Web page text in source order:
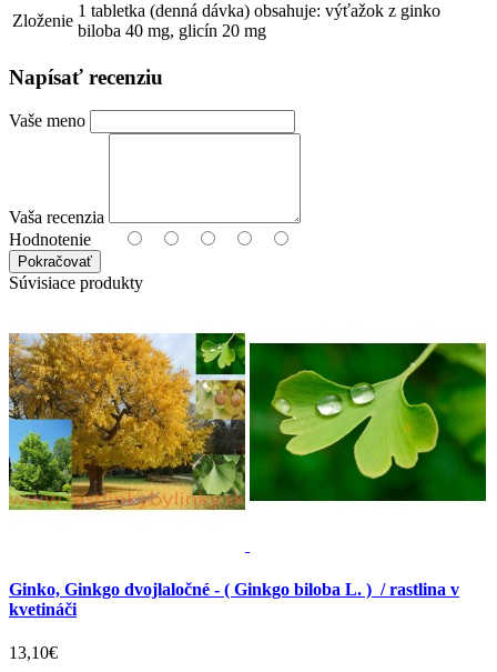
Zloženie
1 tabletka (denná dávka) obsahuje: výťažok z ginko
biloba 40 mg, glicín 20 mg
Napísať recenziu
Vaše meno
Vaša recenzia
Hodnotenie
Pokračovať
Súvisiace produkty
Ginko, Ginkgo dvojlaločné - ( Ginkgo biloba L. ) / rastlina v
kvetináči
13,10€